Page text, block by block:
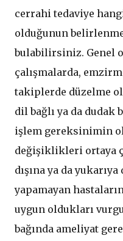
cerrahi tedaviye
olduğunun
bulabilirsiniz. Genel
çalışmalarda,
takiplerde düzelme
dil bağlı ya da dudak
işlem gereksinimin
değişiklikleri ortaya
dışına ya da
yapamayan
uygun oldukları
bağında ameliyat